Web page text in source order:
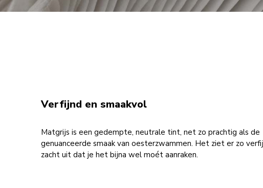
Verfijnd en smaakvol
Matgrijs is een gedempte, neutrale tint, net zo prachtig als de
genuanceerde smaak van oesterzwammen. Het ziet er zo
zacht uit dat je het bijna wel moét aanraken.